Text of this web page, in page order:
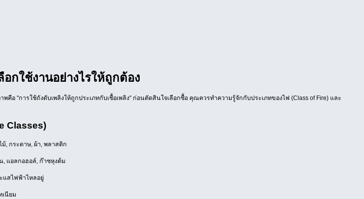
กใช้งานอย่างไรให้ถูกต้อง
อ "การใช้ถังดับเพลิงให้ถูกประเภทกับเชื้อเพลิง" ก่อนตัดสินใจเลือกซื้อ คุณควรทำความรู้จักกับประเภทของไฟ (Class of Fire) และ
Classes)
ม้, กระดาษ, ผ้า, พลาสติก
, แอลกอฮอล์, ก๊าซหุงต้ม
แสไฟฟ้าไหลอยู่
เนียม